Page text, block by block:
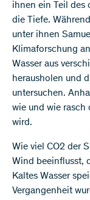
ihnen ein Teil des
die Tiefe.
unter ihnen
Klimaforschung
Wasser aus
herausholen und
untersuchen.
wie und wie
wird.
Wie viel CO2 der
Wind beeinflusst,
Kaltes Wasser
Vergangenheit